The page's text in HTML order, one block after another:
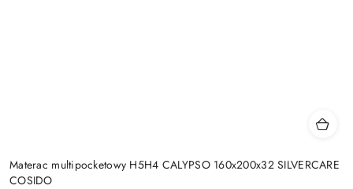
Materac multipocketowy H5H4 CALYPSO 160x200x32 SILVERCARE
COSIDO